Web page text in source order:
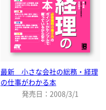
最新 小さな会社の総務・経理
の仕事がわかる本
発売日：2008/3/1